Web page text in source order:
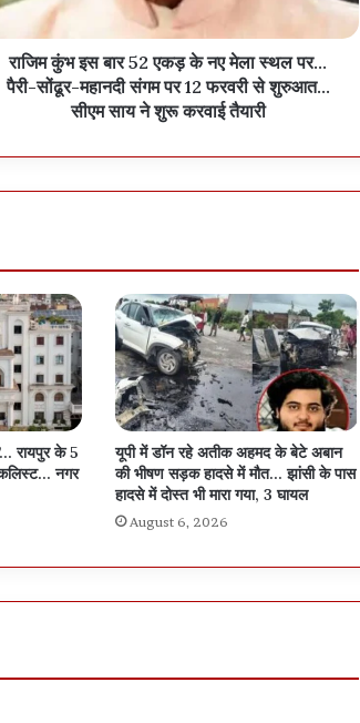
राजिम कुंभ इस बार 52 एकड़ के नए मेला स्थल पर...
पैरी-सोंढूर-महानदी संगम पर 12 फरवरी से शुरुआत...
सीएम साय ने शुरू करवाई तैयारी
रायपुर के 5
नगर
यूपी में डॉन रहे अतीक अहमद के बेटे अबान
की भीषण सड़क हादसे में मौत… झांसी के पास
हादसे में दोस्त भी मारा गया, 3 घायल
August 6, 2026